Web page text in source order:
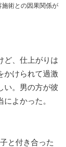
術との因果関係が
ど、仕上がりは
かけられて過激
い。男の方が彼
よかった。
と付き合った